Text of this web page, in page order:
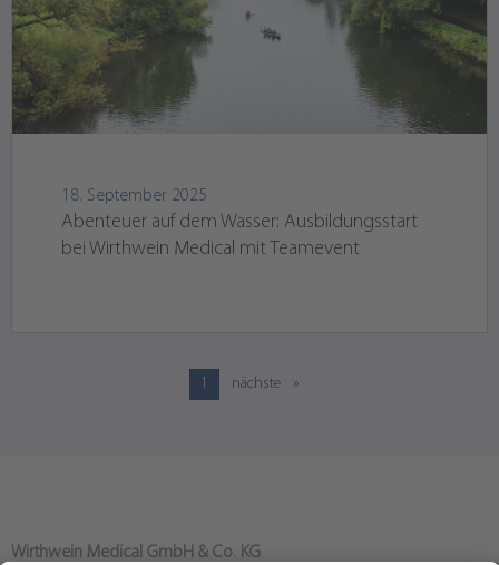
18. September 2025
Abenteuer auf dem Wasser: Ausbildungsstart
bei Wirthwein Medical mit Teamevent
1 nächste
Wirthwein Medical GmbH & Co. KG